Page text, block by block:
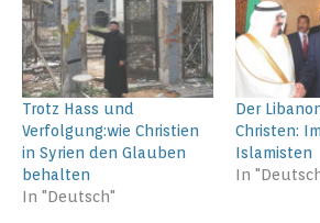
Trotz Hass und
Verfolgung:wie Christien
in Syrien den Glauben
behalten
In "Deutsch"
Der
Christen:
Islamisten
In